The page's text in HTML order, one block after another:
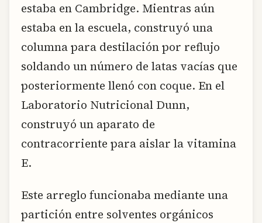
estaba en Cambridge. Mientras aún
estaba en la escuela, construyó una
columna para destilación por reflujo
soldando un número de latas vacías que
posteriormente llenó con coque. En el
Laboratorio Nutricional Dunn,
construyó un aparato de
contracorriente para aislar la vitamina
E.
Este arreglo funcionaba mediante una
partición entre solventes orgánicos